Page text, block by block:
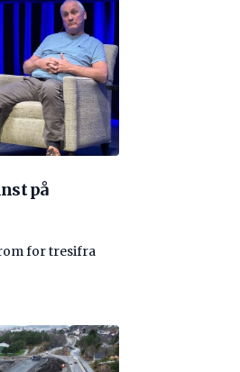
på
for tresifra